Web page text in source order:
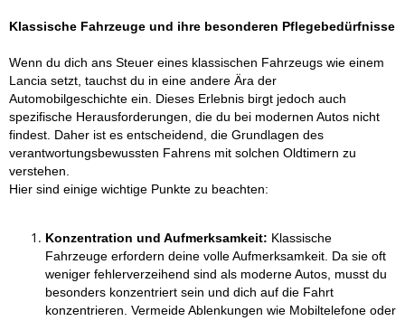
Klassische Fahrzeuge und ihre besonderen Pflegebedürfnisse
Wenn du dich ans Steuer eines klassischen Fahrzeugs wie einem
Lancia setzt, tauchst du in eine andere Ära der
Automobilgeschichte ein. Dieses Erlebnis birgt jedoch auch
spezifische Herausforderungen, die du bei modernen Autos nicht
findest. Daher ist es entscheidend, die Grundlagen des
verantwortungsbewussten Fahrens mit solchen Oldtimern zu
verstehen.
Hier sind einige wichtige Punkte zu beachten:
Konzentration und Aufmerksamkeit: Klassische
Fahrzeuge erfordern deine volle Aufmerksamkeit. Da sie oft
weniger fehlerverzeihend sind als moderne Autos, musst du
besonders konzentriert sein und dich auf die Fahrt
konzentrieren. Vermeide Ablenkungen wie Mobiltelefone oder